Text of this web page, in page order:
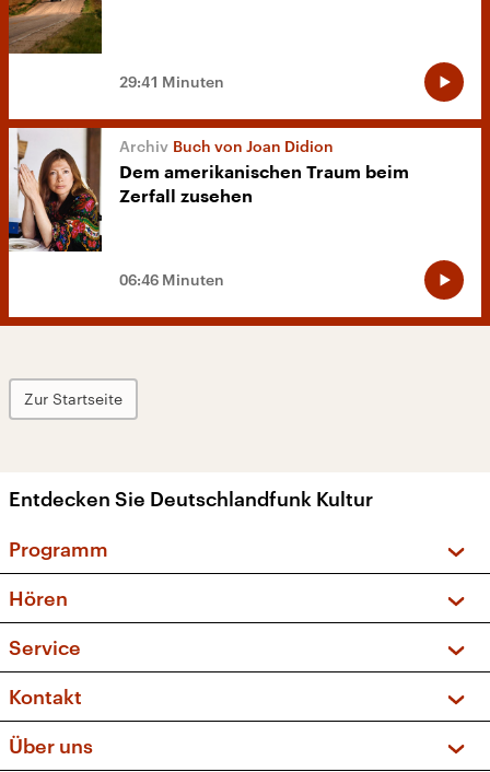
29:41 Minuten
Buch von Joan Didion
Dem amerikanischen Traum beim
Zerfall zusehen
06:46 Minuten
Zur Startseite
Entdecken Sie Deutschlandfunk Kultur
Programm
Sendungen und Podcasts
Musikliste
Kakadu – Das Kinderprogramm
Hören
Frequenzen (UKW + DAB+)
Service
FAQ
Apps
Newsletter
Kontakt
Über uns